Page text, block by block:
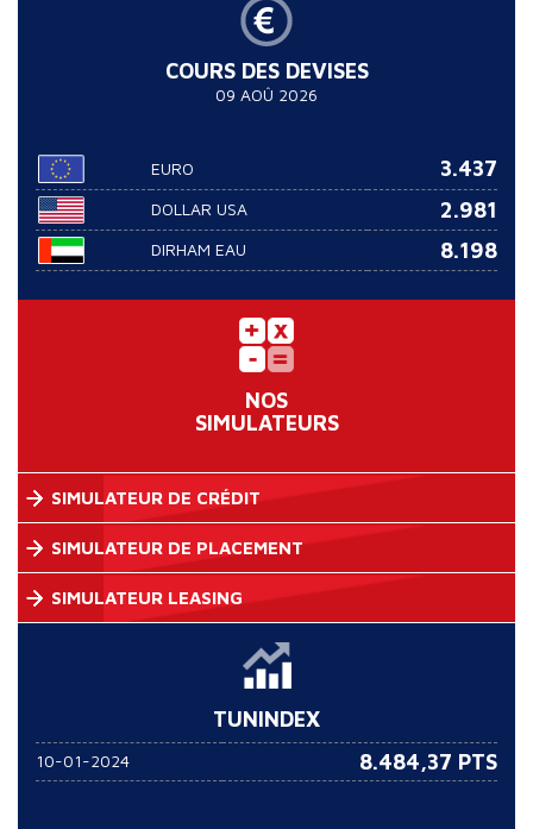
COURS DES DEVISES
09 AOÛ 2026
EURO 3.437
DOLLAR USA 2.981
DIRHAM EAU 8.198
NOS
SIMULATEURS
SIMULATEUR DE CRÉDIT
SIMULATEUR DE PLACEMENT
SIMULATEUR LEASING
TUNINDEX
10-01-2024 8.484,37 PTS